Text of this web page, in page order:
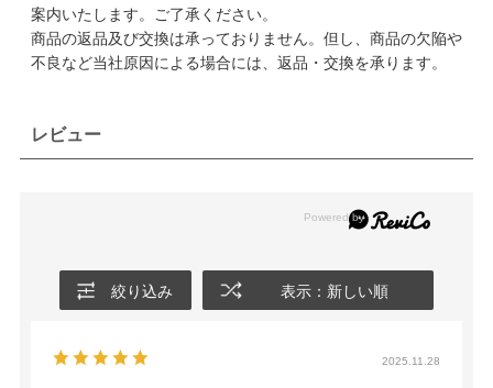
案内いたします。ご了承ください。
商品の返品及び交換は承っておりません。但し、商品の欠陥や
不良など当社原因による場合には、返品・交換を承ります。
レビュー
絞り込み 表示：新しい順
2025.11.28